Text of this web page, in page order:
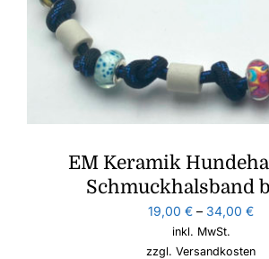
EM Keramik
Schmuckhalsband
19,00 € – 34,00 €
inkl. MwSt.
zzgl. Versandkosten